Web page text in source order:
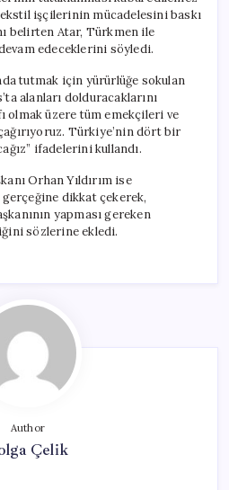
işçilerinin mücadelesini baskı
belirten Atar, Türkmen ile
edeceklerini söyledi.
tutmak için yürürlüğe sokulan
alanları dolduracaklarını
olmak üzere tüm emekçileri ve
Türkiye’nin dört bir
ifadelerini kullandı.
Orhan Yıldırım ise
dikkat çekerek,
yapması gereken
sözlerine ekledi.
Author
Çelik